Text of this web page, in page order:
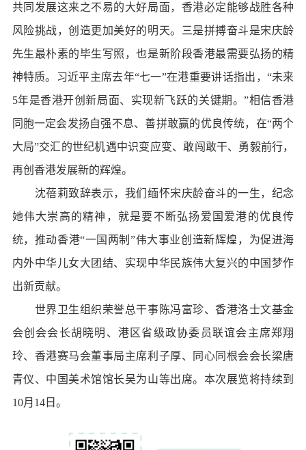
共同发展这来之不易的大好局面，香港必定能够战胜各种
风险挑战，创造更加美好的明天。三是拼搏奋斗是宋庆龄
先生最朴素的毕生写照，也是新阶段香港最需要弘扬的精
神特质。习近平主席去年“七一”在港重要讲话指出，“未来
5年是香港开创新局面、实现新飞跃的关键期。”相信香港
同胞一定会发扬自强不息、善拼敢赢的优良传统，在“两个
大局”交汇的世纪机遇中识变应变、敢闯敢干、勇毅前行，
再创香港发展新的辉煌。
沈蓓莉致辞表示，我们缅怀宋庆龄奋斗的一生，纪念
她伟大崇高的精神，就是要不断弘扬爱国爱港的优良传
统，推动香港“一国两制”伟大事业创造新辉煌，为促进海
内外中华儿女大团结、实现中华民族伟大复兴的中国梦作
出新贡献。
世界卫生组织荣誉总干事陈冯富珍、香港洛士文基金
会创会会长胡晓明、港区省级政协委员联谊会主席郑翔
玲、香港赛马会董事局主席利子厚、同心同根会会长梁唐
青仪、中国美术馆馆长吴为山等出席。本次展览将持续到
10月14日。